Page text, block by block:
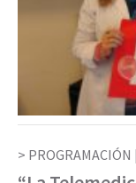
PROGRAMACIÓN |